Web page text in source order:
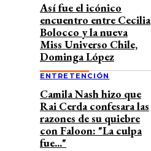
Así fue el icónico
encuentro entre Cecilia
Bolocco y la nueva
Miss Universo Chile,
Dominga López
ENTRETENCIÓN
Camila Nash hizo que
Rai Cerda confesara las
razones de su quiebre
con Faloon: "La culpa
fue..."